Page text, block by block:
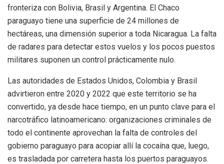
fronteriza con Bolivia, Brasil y Argentina. El Chaco
paraguayo tiene una superficie de 24 millones de
hectáreas, una dimensión superior a toda Nicaragua. La falta
de radares para detectar estos vuelos y los pocos puestos
militares suponen un control prácticamente nulo.
Las autoridades de Estados Unidos, Colombia y Brasil
advirtieron entre 2020 y 2022 que este territorio se ha
convertido, ya desde hace tiempo, en un punto clave para el
narcotráfico latinoamericano: organizaciones criminales de
todo el continente aprovechan la falta de controles del
gobierno paraguayo para acopiar allí la cocaína que, luego,
es trasladada por carretera hasta los puertos paraguayos.